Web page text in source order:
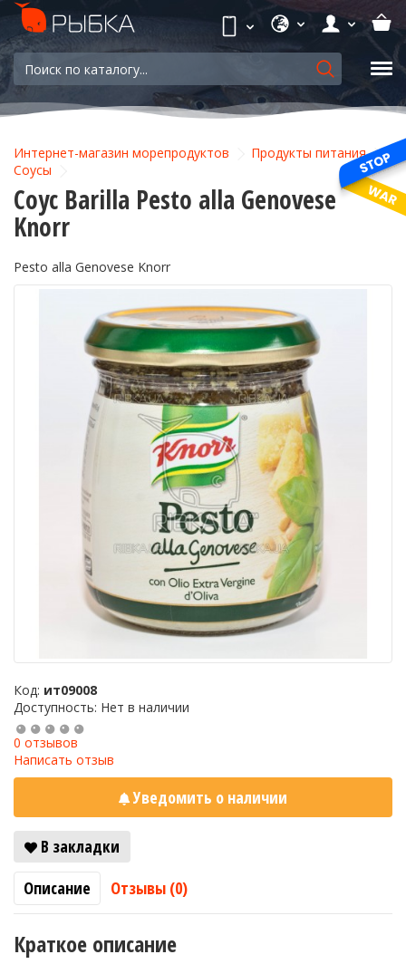
Интернет-магазин морепродуктов
Продукты питания
Соусы
Соус Barilla Pesto alla Genovese
Knorr
Pesto alla Genovese Knorr
Код: ит09008
Доступность: Нет в наличии
0 отзывов
Написать отзыв
Уведомить о наличии
В закладки
Описание
Отзывы (0)
Краткое описание